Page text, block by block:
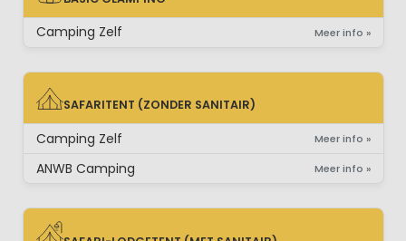
BASIC GLAMPING
Camping Zelf Meer info »
SAFARITENT (ZONDER SANITAIR)
SAFARITENT (ZONDER SANITAIR)
Camping Zelf Meer info »
ANWB Camping Meer info »